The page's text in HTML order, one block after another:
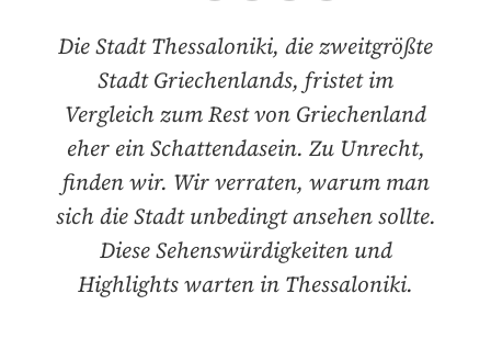
Die Stadt Thessaloniki, die zweitgrößte
Stadt Griechenlands, fristet im
Vergleich zum Rest von Griechenland
eher ein Schattendasein. Zu Unrecht,
finden wir. Wir verraten, warum man
sich die Stadt unbedingt ansehen sollte.
Diese Sehenswürdigkeiten und
Highlights warten in Thessaloniki.